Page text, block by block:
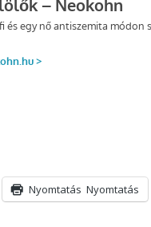
Nyomtatás Nyomtatás